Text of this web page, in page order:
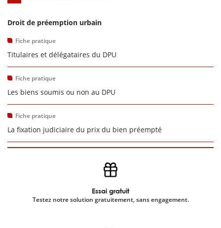
Droit de préemption urbain
Fiche pratique
Titulaires et délégataires du DPU
Fiche pratique
Les biens soumis ou non au DPU
Fiche pratique
La fixation judiciaire du prix du bien préempté
Essai gratuit
Testez notre solution gratuitement, sans engagement.